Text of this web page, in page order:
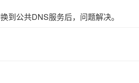
到公共DNS服务后，问题解决。